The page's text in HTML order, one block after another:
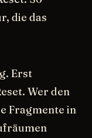
die das
Erst
Wer den
Fragmente in